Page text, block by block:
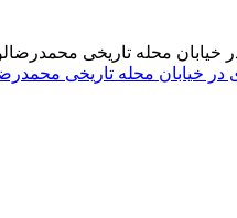
در خیابان محله تاریخی